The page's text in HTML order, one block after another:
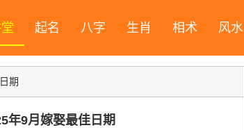
起名 八字 生肖 相术 风水
期
年9月嫁娶最佳日期